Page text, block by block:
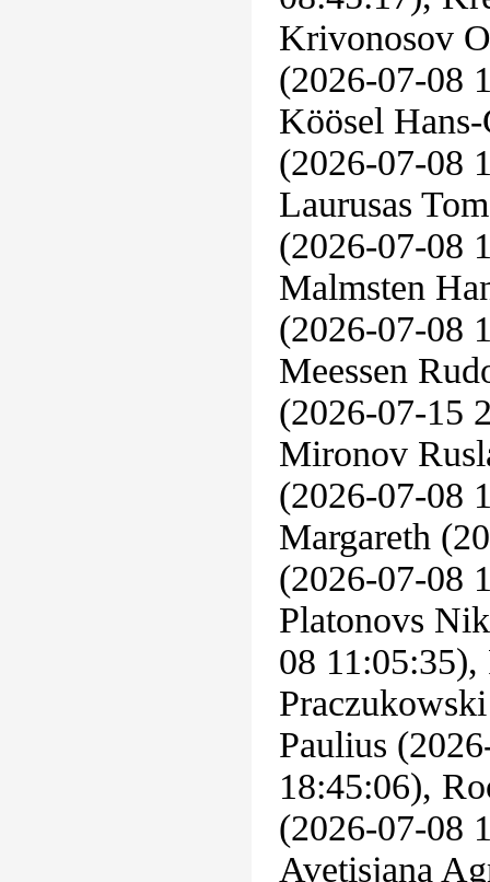
Krivonosov
(2026-07-08
Köösel
(2026-07-08
Laurusas
(2026-07-08
Malmsten
(2026-07-08
Meessen
(2026-07-15
Mironov
(2026-07-08
Margareth
(2026-07-08
Platonovs
08
Paulius
18:45:06),
(2026-07-08
Avetisjana